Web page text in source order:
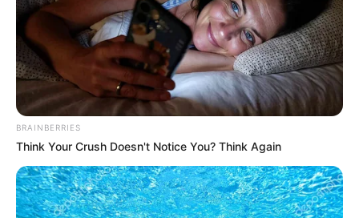
actualizada, videos, imágenes de lo
que sucede en Ibagué, el Tolima y el
centro del país
Comente las noticias de nuestro
Portal, escribanos sus denuncias,
conviértase en nuestros ojos donde la
noticia se esté desarrollando,
escríbanos al WhatsApp a través de
este link
BRAINBERRIES
Think Your Crush Doesn't Notice You? Think Again